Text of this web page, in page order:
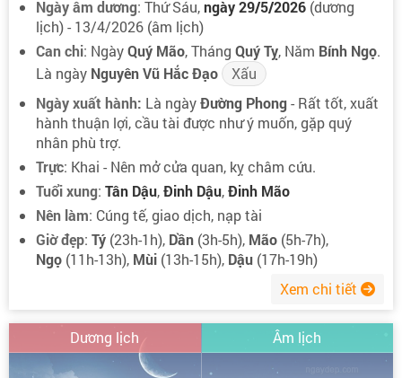
Ngày âm dương: Thứ Sáu,ngày 29/5/2026 (dương
lịch) - 13/4/2026 (âm lịch)
Can chi: NgàyQuý Mão, Tháng Quý Tỵ, Năm Bính Ngọ.
Là ngày Nguyên Vũ Hắc Đạo
Xấu
Ngày xuất hành: Là ngàyĐường Phong- Rất tốt, xuất
hành thuận lợi, cầu tài được như ý muốn, gặp quý
nhân phù trợ.
Trực: Khai - Nên mở cửa quan, kỵ châm cứu.
Tuổi xung: Tân Dậu,Đinh Dậu,Đinh Mão
Nên làm: Cúng tế, giao dịch, nạp tài
Giờ đẹp: Tý (23h-1h), Dần (3h-5h), Mão (5h-7h),
Ngọ (11h-13h), Mùi (13h-15h), Dậu (17h-19h)
Xem chi tiết
Dương lịch Âm lịch